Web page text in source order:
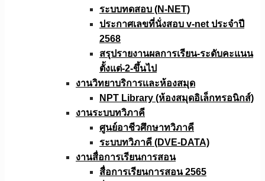
ระบบทดสอบ (N-NET)
ประกาศเลขที่นั่งสอบ v-net ประจำปี
2568
สรุปรายงานผลการเรียน-ระดับคะแนน
ตั้งแต่-2-ขึ้นไป
งานวิทยาบริการเเละห้องสมุด
NPT Library (ห้องสมุดอิเล็กทรอนิกส์)
งานระบบทวิภาคี
ศูนย์อาชีวศึกษาทวิภาคี
ระบบทวิภาคี (DVE-DATA)
งานสื่อการเรียนการสอน
สื่อการเรียนการสอน 2565